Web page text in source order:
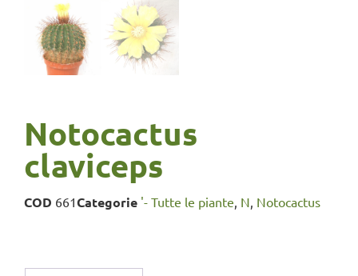
Notocactus
claviceps
COD 661Categorie '- Tutte le piante, N, Notocactus